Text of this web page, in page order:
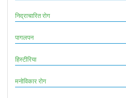
निद्राचारित रोग
पागलपन
हिस्टीरिया
मनोविकार रोग